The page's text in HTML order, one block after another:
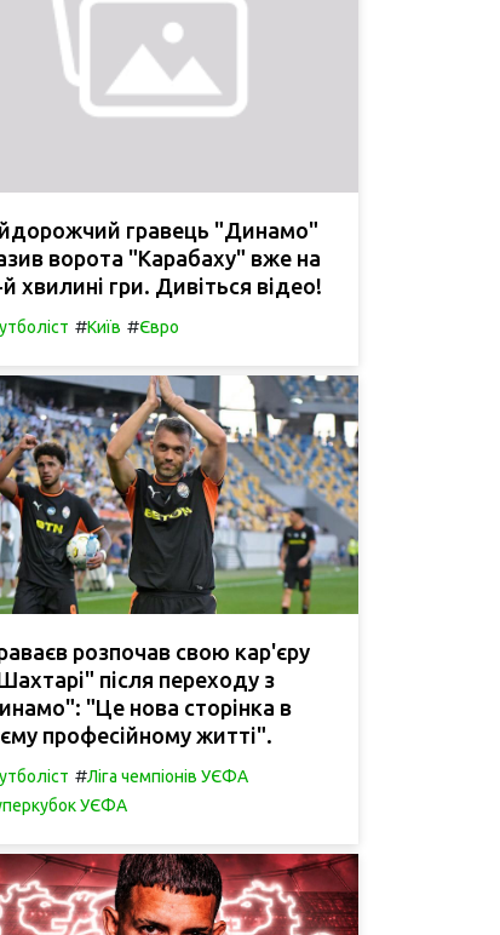
гравець "Динамо"
ворота "Карабаху" вже на
хвилині гри. Дивіться відео!
#Київ #Євро
розпочав свою кар'єру
після переходу з
"Це нова сторінка в
професійному житті".
#Ліга чемпіонів УЄФА
УЄФА